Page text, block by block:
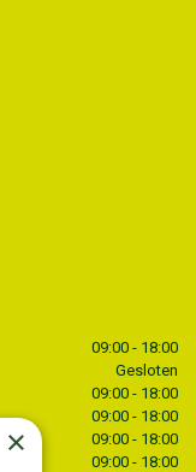
09:00 - 18:00
Gesloten
09:00 - 18:00
09:00 - 18:00
09:00 - 18:00
09:00 - 18:00
×